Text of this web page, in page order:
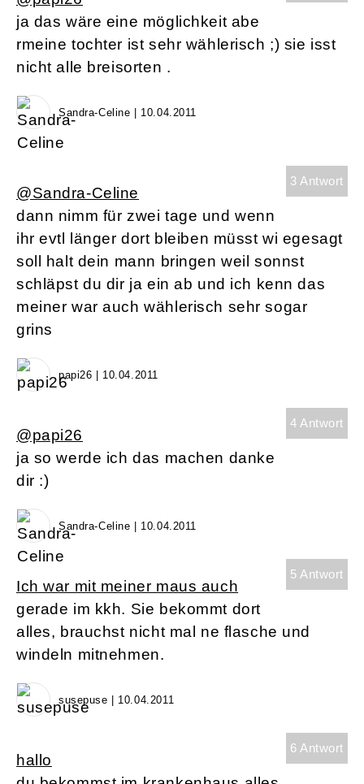
ja das wäre eine möglichkeit abe
rmeine tochter ist sehr wählerisch ;) sie isst
nicht alle breisorten .
Sandra-Celine | 10.04.2011
3 Antwort
@Sandra-Celine
dann nimm für zwei tage und wenn
ihr evtl länger dort bleiben müsst wi egesagt
soll halt dein mann bringen weil sonnst
schläpst du dir ja ein ab und ich kenn das
meiner war auch wählerisch sehr sogar
grins
papi26 | 10.04.2011
4 Antwort
@papi26
ja so werde ich das machen danke
dir :)
Sandra-Celine | 10.04.2011
5 Antwort
Ich war mit meiner maus auch
gerade im kkh. Sie bekommt dort
alles, brauchst nicht mal ne flasche und
windeln mitnehmen.
susepuse | 10.04.2011
6 Antwort
hallo